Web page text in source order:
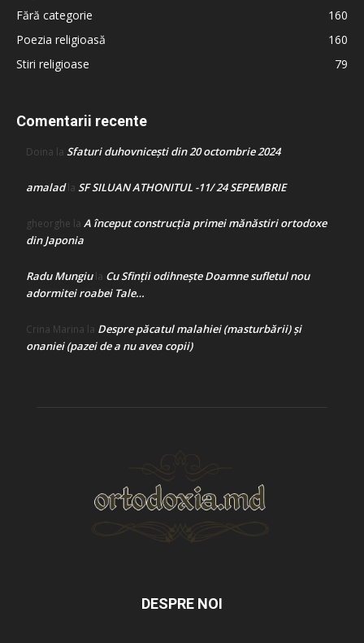
Fără categorie
160
Poezia religioasă
160
Stiri religioase
79
Comentarii recente
Doina la Sfaturi duhovnicești din 20 octombrie 2024
amaladla SF SILUAN ATHONITUL -11/ 24 SEPEMBRIE
gheorghe la A început construcţia primei mănăstiri ortodoxe
din Japonia
Radu Mungiula Cu Sfinții odihnește Doamne sufletul nou
adormitei roabei Tale…
Crina Marina la Despre păcatul malahiei (masturbării) şi
onaniei (pazei de a nu avea copii)
DESPRE NOI